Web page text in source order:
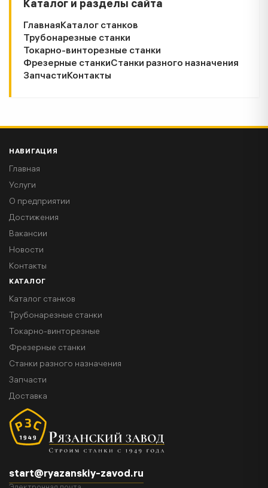
Каталог и разделы сайта
ГлавнаяКаталог станков
Трубонарезные станки
Токарно-винторезные станки
Фрезерные станкиСтанки разного назначения
ЗапчастиКонтакты
start@ryazanskiy-zavod.ru
НАВИГАЦИЯ
Главная
Услуги
О предприятии
Достижения
Вакансии
Новости
Контакты
КАТАЛОГ
Каталог станков
Трубонарезные станки
Токарно-винторезные
Фрезерные станки
Станки разного назначения
Запчасти
Доставка